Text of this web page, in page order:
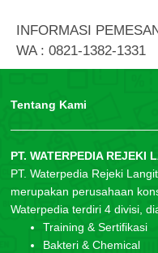
INFORMASI
WA : 0821-1382-1331
Tentang Kami
PT. WATERPEDIA REJEKI
PT. Waterpedia Rejeki
merupakan perusahaan
Waterpedia terdiri 4 divisi,
Training & Sertifikasi
Bakteri & Chemical